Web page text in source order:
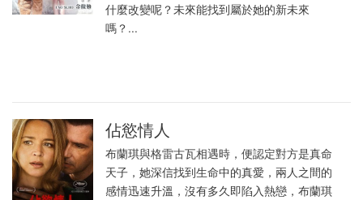
什麼改變呢？未來能找到屬於她的新未來
嗎？...
佔慾情人
布蘭琪與格雷古瓦相遇時，便認定對方是真命
天子，她深信找到生命中的真愛，兩人之間的
感情迅速升溫，沒有多久即陷入熱戀，布蘭琪